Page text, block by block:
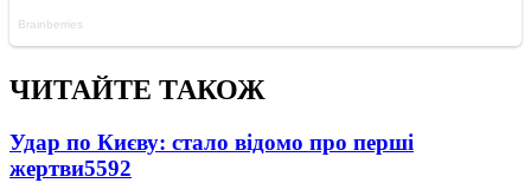
ЧИТАЙТЕ ТАКОЖ
Удар по Києву: стало відомо про перші
жертви5592